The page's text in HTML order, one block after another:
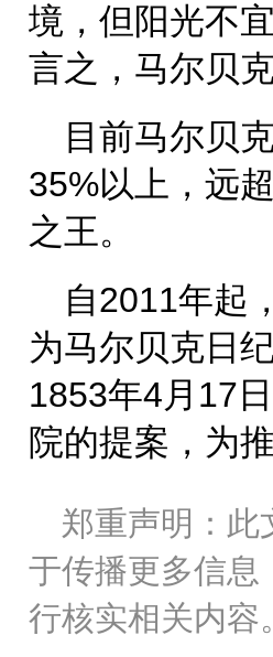
境，但阳光不
言之，马尔贝
目前马尔贝
35%以上，远
之王。
自2011年起
为马尔贝克日
1853年4月17
院的提案，为
郑重声明：此
于传播更多信息
行核实相关内容